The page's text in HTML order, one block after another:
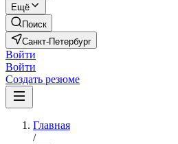
Ещё
Поиск
Санкт-Петербург
Войти
Войти
Создать резюме
Главная
/